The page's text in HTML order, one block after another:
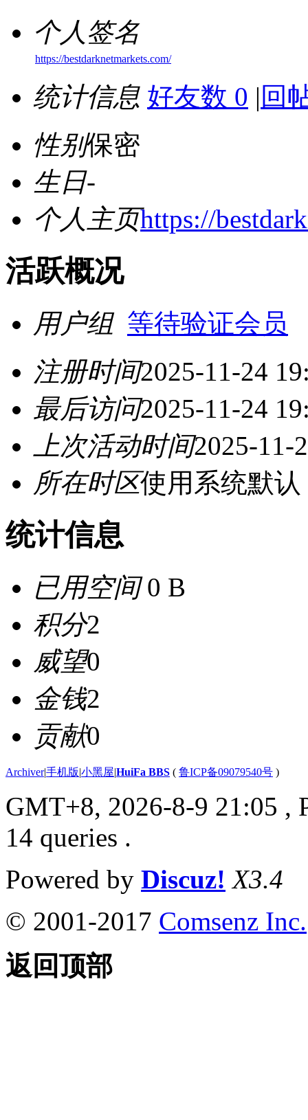
个人签名
https://bestdarknetmarkets.com/
统计信息 好友数 0 | 回
性别保密
生日-
个人主页https://
活跃概况
用户组 等待验证会员
注册时间2025-11-24
最后访问2025-11-24
上次活动时间2025-11-
所在时区使用系统默认
统计信息
已用空间0 B
积分2
威望0
金钱2
贡献0
Archiver|手机版|小黑屋|HuiFa BBS ( 鲁ICP备09079540号 )
GMT+8, 2026-8-9 21:05 ,
14 queries .
Powered by Discuz! X3.4
© 2001-2017 Comsenz Inc.
返回顶部